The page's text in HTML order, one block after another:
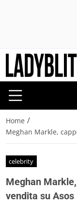
Home /
Meghan Markle,
celebrity
Meghan
vendita su Asos